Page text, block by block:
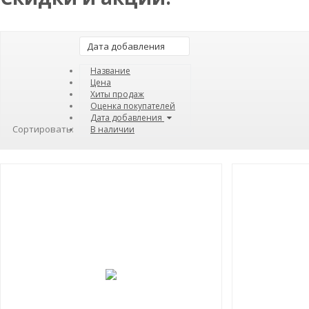
Сортировать:
Дата добавления
Название
Цена
Хиты продаж
Оценка покупателей
Дата добавления
В наличии